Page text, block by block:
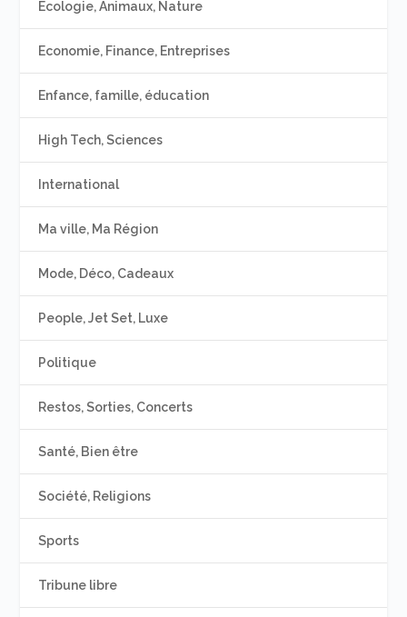
Ecologie, Animaux, Nature
Economie, Finance, Entreprises
Enfance, famille, éducation
High Tech, Sciences
International
Ma ville, Ma Région
Mode, Déco, Cadeaux
People, Jet Set, Luxe
Politique
Restos, Sorties, Concerts
Santé, Bien être
Société, Religions
Sports
Tribune libre